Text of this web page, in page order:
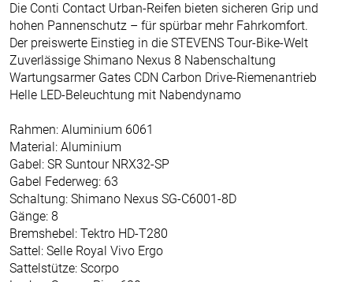
Die Conti Contact Urban-Reifen bieten sicheren Grip und
hohen Pannenschutz – für spürbar mehr Fahrkomfort.
Der preiswerte Einstieg in die STEVENS Tour-Bike-Welt
Zuverlässige Shimano Nexus 8 Nabenschaltung
Wartungsarmer Gates CDN Carbon Drive-Riemenantrieb
Helle LED-Beleuchtung mit Nabendynamo
Rahmen: Aluminium 6061
Material: Aluminium
Gabel: SR Suntour NRX32-SP
Gabel Federweg: 63
Schaltung: Shimano Nexus SG-C6001-8D
Gänge: 8
Bremshebel: Tektro HD-T280
Sattel: Selle Royal Vivo Ergo
Sattelstütze: Scorpo